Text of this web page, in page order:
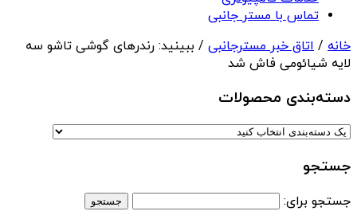
تماس با مستر جانبی
خانه / اتاق خبر مسترجانبی / ببینید: رندرهای گوشی تاشو سه
لایه شیائومی فاش شد
دسته‌بندی‌ محصولات
جستجو
جستجو برای: